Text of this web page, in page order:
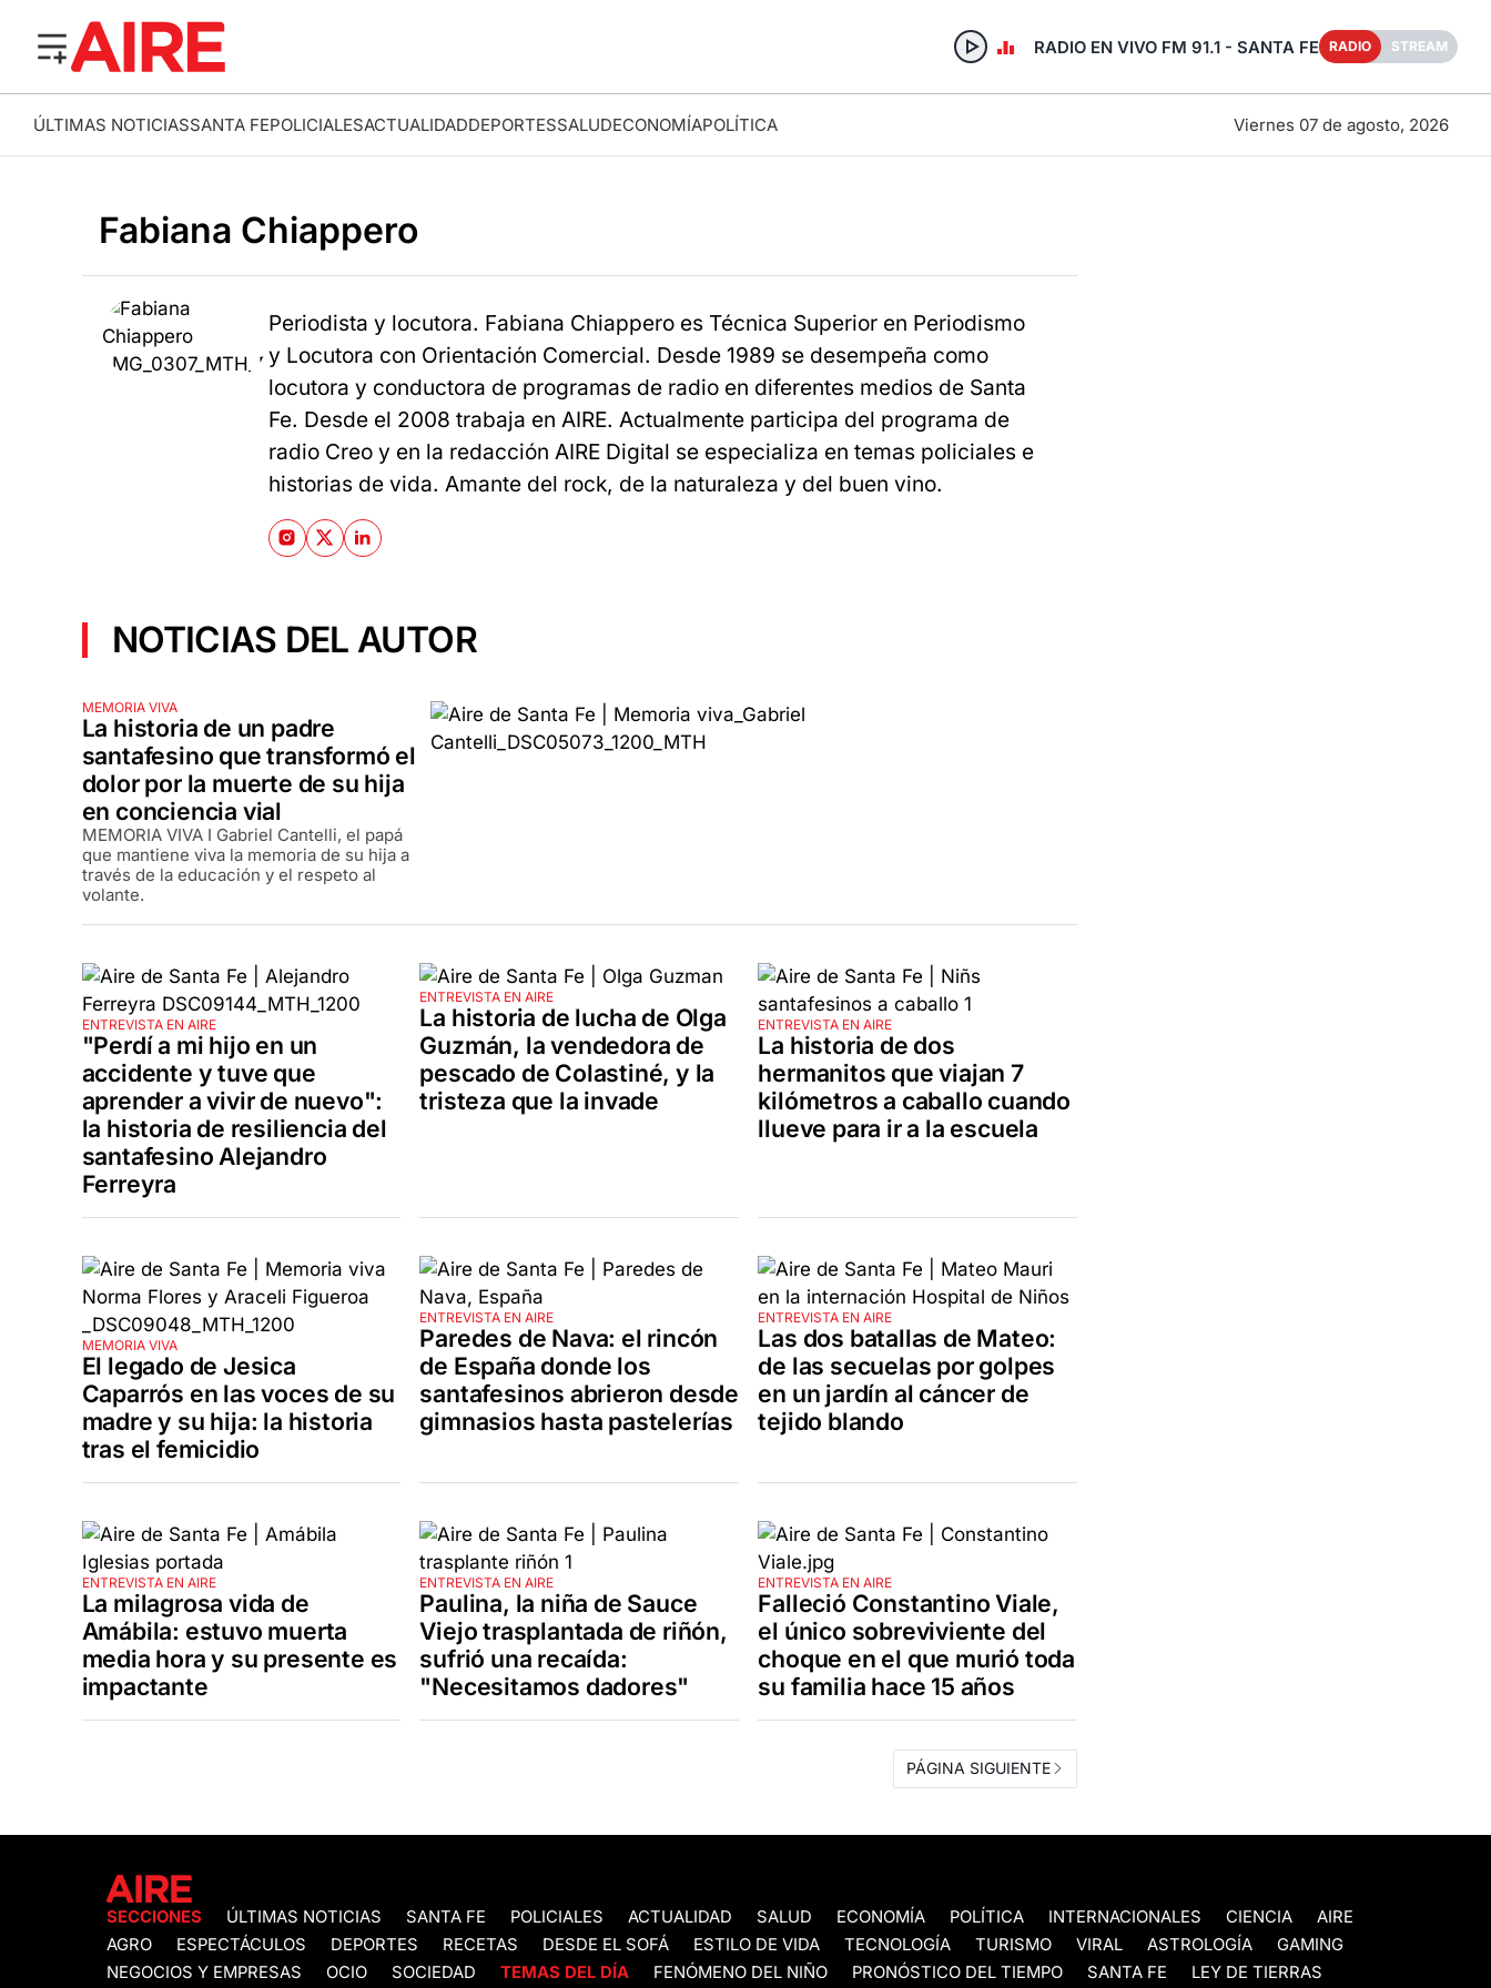
RADIO EN VIVO FM 91.1 - SANTA FE RADIO STREAM
ÚLTIMAS NOTICIASSANTA FEPOLICIALESACTUALIDADDEPORTESSALUDECONOMÍAPOLÍTICA Viernes 07 de agosto, 2026
Fabiana Chiappero
Periodista y locutora. Fabiana Chiappero es Técnica Superior en Periodismo
y Locutora con Orientación Comercial. Desde 1989 se desempeña como
locutora y conductora de programas de radio en diferentes medios de Santa
Fe. Desde el 2008 trabaja en AIRE. Actualmente participa del programa de
radio Creo y en la redacción AIRE Digital se especializa en temas policiales e
historias de vida. Amante del rock, de la naturaleza y del buen vino.
NOTICIAS DEL AUTOR
MEMORIA VIVA
La historia de un padre
santafesino que transformó el
dolor por la muerte de su hija
en conciencia vial
MEMORIA VIVA I Gabriel Cantelli, el papá
que mantiene viva la memoria de su hija a
través de la educación y el respeto al
volante.
ENTREVISTA EN AIRE
"Perdí a mi hijo en un
accidente y tuve que
aprender a vivir de nuevo":
la historia de resiliencia del
santafesino Alejandro
Ferreyra
ENTREVISTA EN AIRE
La historia de lucha de Olga
Guzmán, la vendedora de
pescado de Colastiné, y la
tristeza que la invade
ENTREVISTA EN AIRE
La historia de dos
hermanitos que viajan 7
kilómetros a caballo cuando
llueve para ir a la escuela
MEMORIA VIVA
El legado de Jesica
Caparrós en las voces de su
madre y su hija: la historia
tras el femicidio
ENTREVISTA EN AIRE
Paredes de Nava: el rincón
de España donde los
santafesinos abrieron desde
gimnasios hasta pastelerías
ENTREVISTA EN AIRE
Las dos batallas de Mateo:
de las secuelas por golpes
en un jardín al cáncer de
tejido blando
ENTREVISTA EN AIRE
La milagrosa vida de
Amábila: estuvo muerta
media hora y su presente es
impactante
ENTREVISTA EN AIRE
Paulina, la niña de Sauce
Viejo trasplantada de riñón,
sufrió una recaída:
"Necesitamos dadores"
ENTREVISTA EN AIRE
Falleció Constantino Viale,
el único sobreviviente del
choque en el que murió toda
su familia hace 15 años
PÁGINA SIGUIENTE
SECCIONES ÚLTIMAS NOTICIAS SANTA FE POLICIALES ACTUALIDAD SALUD ECONOMÍA POLÍTICA INTERNACIONALES CIENCIA
AIRE
AGRO
ESPECTÁCULOS DEPORTES RECETAS DESDE EL SOFÁ ESTILO DE VIDA TECNOLOGÍA TURISMO VIRAL ASTROLOGÍA
GAMING
NEGOCIOS Y EMPRESAS
OCIO SOCIEDAD TEMAS DEL DÍA FENÓMENO DEL NIÑO PRONÓSTICO DEL TIEMPO SANTA FE LEY DE TIERRAS